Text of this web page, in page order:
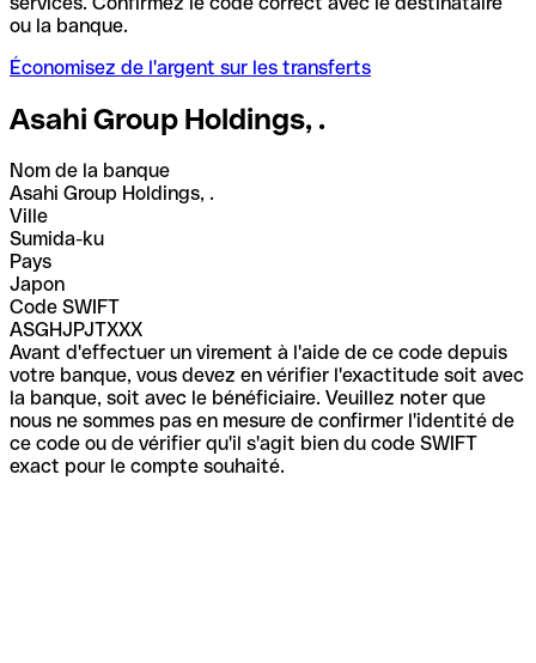
ou la banque.
Économisez de l'argent sur les transferts
Asahi Group Holdings, .
Nom de la banque
Asahi Group Holdings, .
Ville
Sumida-ku
Pays
Japon
Code SWIFT
ASGHJPJTXXX
Avant d'effectuer un virement à l'aide de ce code depuis
votre banque, vous devez en vérifier l'exactitude soit avec
la banque, soit avec le bénéficiaire. Veuillez noter que
nous ne sommes pas en mesure de confirmer l'identité de
ce code ou de vérifier qu'il s'agit bien du code SWIFT
exact pour le compte souhaité.